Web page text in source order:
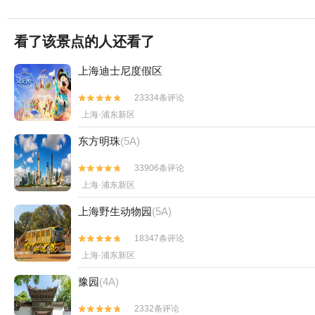
看了该景点的人还看了
上海迪士尼度假区


23334条评论
上海·浦东新区
东方明珠(5A)


33906条评论
上海·浦东新区
上海野生动物园(5A)


18347条评论
上海·浦东新区
豫园(4A)

 2332条评论